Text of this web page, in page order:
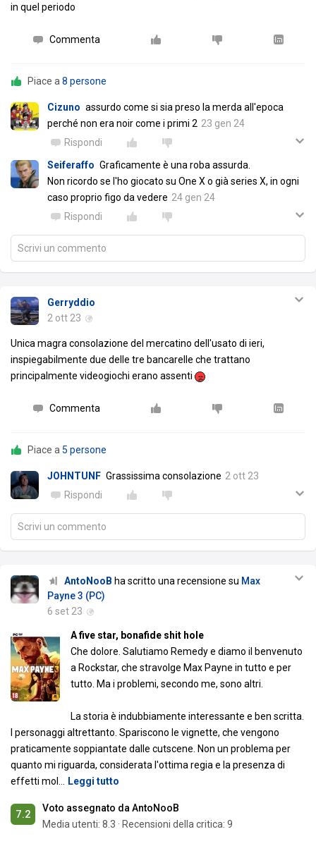
in quel periodo
Commenta
Piace a 8 persone
Cizuno assurdo come si sia preso la merda all'epoca
perché non era noir come i primi 2 23 gen 24
Rispondi
Seiferaffo Graficamente è una roba assurda.
Non ricordo se l'ho giocato su One X o già series X, in ogni
caso proprio figo da vedere 24 gen 24
Rispondi
Scrivi un commento
Gerryddio
2 ott 23
Unica magra consolazione del mercatino dell'usato di ieri,
inspiegabilmente due delle tre bancarelle che trattano
principalmente videogiochi erano assenti
Commenta
Piace a 5 persone
JOHNTUNF Grassissima consolazione 2 ott 23
Rispondi
Scrivi un commento
AntoNooB ha scritto una recensione su Max
Payne 3 (PC)
6 set 23
A five star, bonafide shit hole
Che dolore. Salutiamo Remedy e diamo il benvenuto
a Rockstar, che stravolge Max Payne in tutto e per
tutto. Ma i problemi, secondo me, sono altri.
La storia è indubbiamente interessante e ben scritta.
I personaggi altrettanto. Spariscono le vignette, che vengono
praticamente soppiantate dalle cutscene. Non un problema per
quanto mi riguarda, considerata l'ottima regia e la presenza di
effetti mol
Leggi tutto
7.2
Voto assegnato da AntoNooB
Media utenti: 8.3 · Recensioni della critica: 9